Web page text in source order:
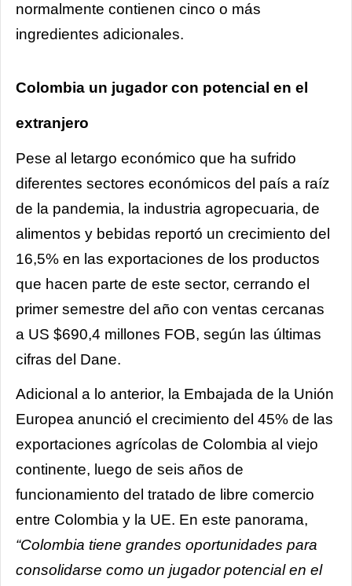
normalmente contienen cinco o más
ingredientes adicionales.
Colombia un jugador con potencial en el
extranjero
Pese al letargo económico que ha sufrido
diferentes sectores económicos del país a raíz
de la pandemia, la industria agropecuaria, de
alimentos y bebidas reportó un crecimiento del
16,5% en las exportaciones de los productos
que hacen parte de este sector, cerrando el
primer semestre del año con ventas cercanas
a US $690,4 millones FOB, según las últimas
cifras del Dane.
Adicional a lo anterior, la Embajada de la Unión
Europea anunció el crecimiento del 45% de las
exportaciones agrícolas de Colombia al viejo
continente, luego de seis años de
funcionamiento del tratado de libre comercio
entre Colombia y la UE. En este panorama,
“Colombia tiene grandes oportunidades para
consolidarse como un jugador potencial en el